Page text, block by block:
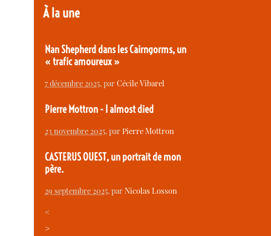
À la une
Nan Shepherd dans les Cairngorms, un
« trafic amoureux »
7 décembre 2025, parCécile Vibarel
Pierre Mottron - I almost died
23 novembre 2025, parPierre Mottron
CASTERUS OUEST, un portrait de mon
père.
29 septembre 2025, parNicolas Losson
<
>